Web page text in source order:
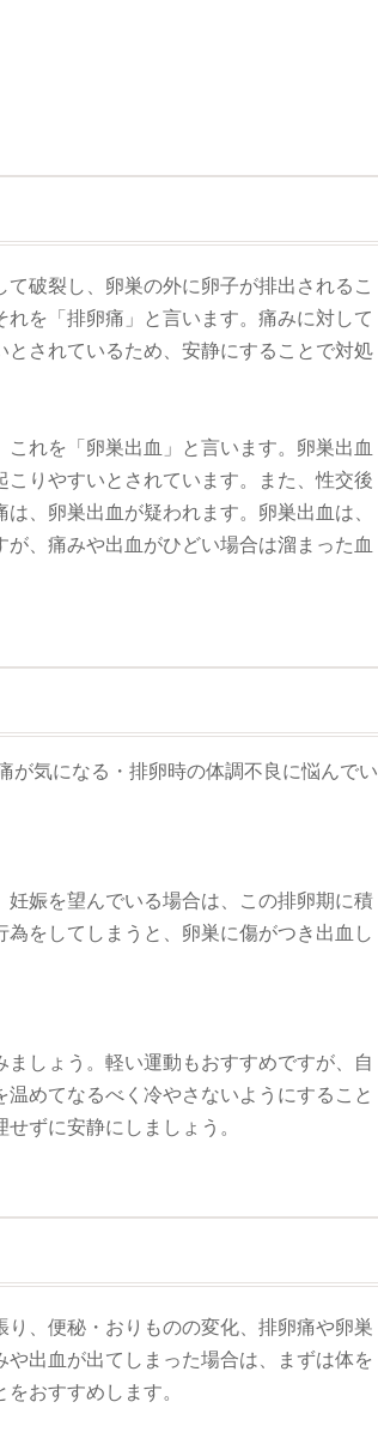
破裂し、卵巣の外に卵子が排出されるこ
を「排卵痛」と言います。痛みに対して
されているため、安静にすることで対処
れを「卵巣出血」と言います。卵巣出血
りやすいとされています。また、性交後
、卵巣出血が疑われます。卵巣出血は、
、痛みや出血がひどい場合は溜まった血
が気になる・排卵時の体調不良に悩んでい
娠を望んでいる場合は、この排卵期に積
をしてしまうと、卵巣に傷がつき出血し
しょう。軽い運動もおすすめですが、自
めてなるべく冷やさないようにすること
ずに安静にしましょう。
、便秘・おりものの変化、排卵痛や卵巣
出血が出てしまった場合は、まずは体を
おすすめします。